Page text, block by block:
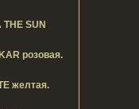
SUN
розовая.
желтая.